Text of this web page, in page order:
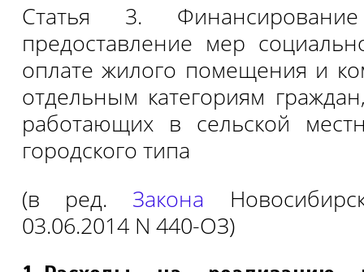
Статья 3.
предоставление мер
оплате жилого помещения и
отдельным категориям
работающих в сельской
городского типа
(в ред. Закона
03.06.2014 N 440-ОЗ)